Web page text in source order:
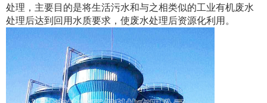
处理，主要目的是将生活污水和与之相类似的工业有机废水
处理后达到回用水质要求，使废水处理后资源化利用。